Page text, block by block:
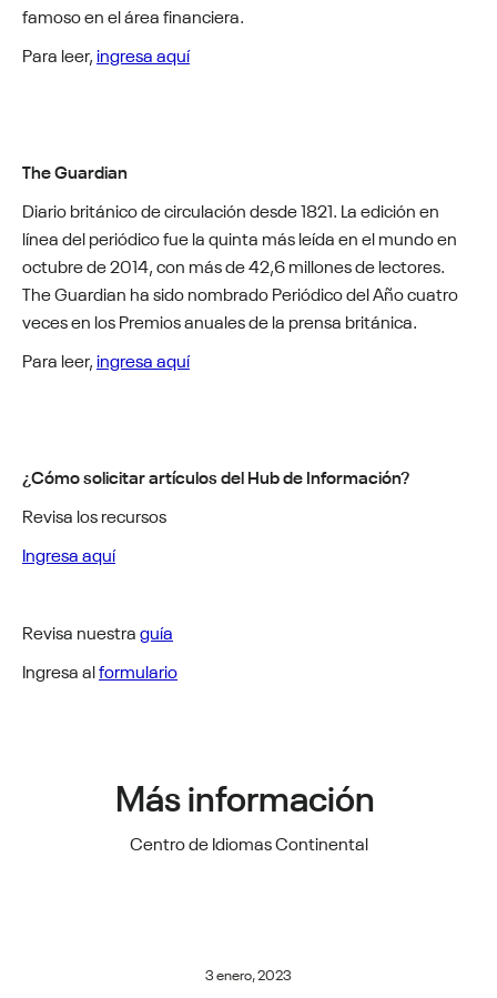
famoso en el área financiera.
Para leer,ingresa aquí
The Guardian
Diario británico de circulación desde 1821. La edición en
línea del periódico fue la quinta más leída en el mundo en
octubre de 2014, con más de 42,6 millones de lectores.
The Guardian ha sido nombrado Periódico del Año cuatro
veces en los Premios anuales de la prensa británica.
Para leer,ingresa aquí
¿Cómo solicitar artículos del Hub de Información?
Revisa los recursos
Ingresa aquí
Revisa nuestraguía
Ingresa alformulario
Más información
Centro de Idiomas Continental
3 enero, 2023